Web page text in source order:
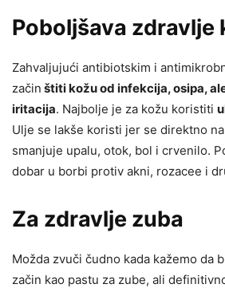
Poboljšava zdravlje
Zahvaljujući antibiotskim i
začin štiti kožu od infekcija, osipa,
iritacija. Najbolje je za kožu koristiti
Ulje se lakše koristi jer se direktno
smanjuje upalu, otok, bol i crvenilo.
dobar u borbi protiv akni, rozacee i
Za zdravlje zuba
Možda zvuči čudno kada kažemo da
začin kao pastu za zube, ali